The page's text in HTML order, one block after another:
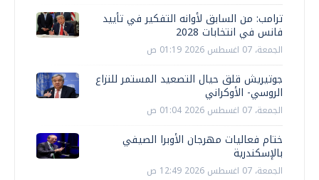
ترامب: من السابق لأوانه التفكير في تأييد
فانس في انتخابات 2028
الجمعة، 07 اغسطس 2026 01:19 ص
جوتيريش قلق حيال التصعيد المستمر للنزاع
الروسي- الأوكراني
الجمعة، 07 اغسطس 2026 01:04 ص
ختام فعاليات مهرجان الأوبرا الصيفي
بالإسكندرية
الجمعة، 07 اغسطس 2026 12:49 ص